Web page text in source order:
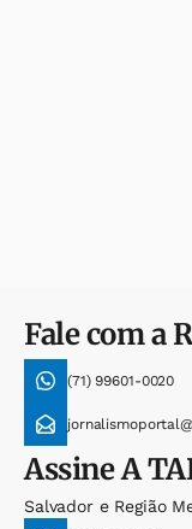
Fale com a
(71) 99601-0020
AssineA
Salvador e Região